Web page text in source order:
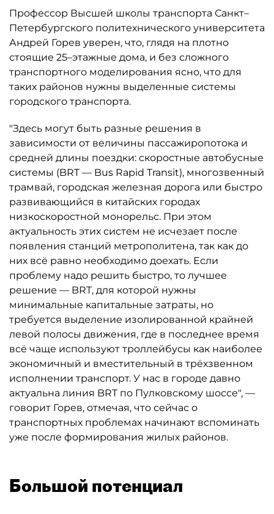
Профессор Высшей школы транспорта Санкт–
Петербургского политехнического университета
Андрей Горев уверен, что, глядя на плотно
стоящие 25–этажные дома, и без сложного
транспортного моделирования ясно, что для
таких районов нужны выделенные системы
городского транспорта.
"Здесь могут быть разные решения в
зависимости от величины пассажиропотока и
средней длины поездки: скоростные автобусные
системы (BRT — Bus Rapid Transit), многозвенный
трамвай, городская железная дорога или быстро
развивающийся в китайских городах
низкоскоростной монорельс. При этом
актуальность этих систем не исчезает после
появления станций метрополитена, так как до
них всё равно необходимо доехать. Если
проблему надо решить быстро, то лучшее
решение — BRT, для которой нужны
минимальные капитальные затраты, но
требуется выделение изолированной крайней
левой полосы движения, где в последнее время
всё чаще используют троллейбусы как наиболее
экономичный и вместительный в трёхзвенном
исполнении транспорт. У нас в городе давно
актуальна линия BRT по Пулковскому шоссе", —
говорит Горев, отмечая, что сейчас о
транспортных проблемах начинают вспоминать
уже после формирования жилых районов.
Большой потенциал